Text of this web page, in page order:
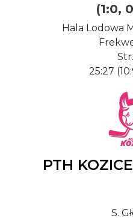
(1:0,
Hala Lodowa
25:27
PTH
S.